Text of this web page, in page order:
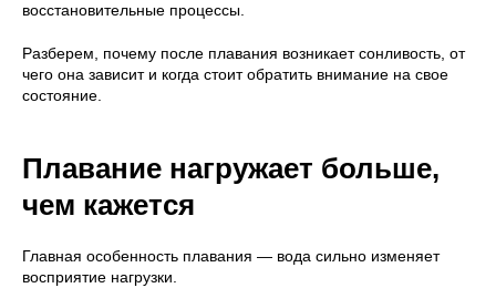
восстановительные процессы.
Разберем, почему после плавания возникает сонливость, от
чего она зависит и когда стоит обратить внимание на свое
состояние.
Плавание нагружает больше,
чем кажется
Главная особенность плавания — вода сильно изменяет
восприятие нагрузки.